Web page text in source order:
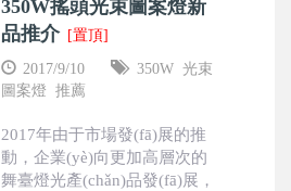
350W搖頭光束圖案燈新
品推介 [置頂]
2017/9/10 350W 光束
圖案燈 推薦
2017年由于市場發(fā)展的推
動，企業(yè)向更加高層次的
舞臺燈光產(chǎn)品發(fā)展，